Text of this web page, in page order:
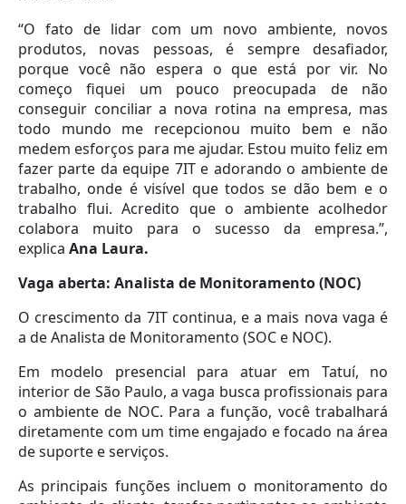
“O fato de lidar com um novo ambiente, novos
produtos, novas pessoas, é sempre desafiador,
porque você não espera o que está por vir. No
começo fiquei um pouco preocupada de não
conseguir conciliar a nova rotina na empresa, mas
todo mundo me recepcionou muito bem e não
medem esforços para me ajudar. Estou muito feliz em
fazer parte da equipe 7IT e adorando o ambiente de
trabalho, onde é visível que todos se dão bem e o
trabalho flui. Acredito que o ambiente acolhedor
colabora muito para o sucesso da empresa.”,
explica Ana Laura.
Vaga aberta: Analista de Monitoramento (NOC)
O crescimento da 7IT continua, e a mais nova vaga é
a de Analista de Monitoramento (SOC e NOC).
Em modelo presencial para atuar em Tatuí, no
interior de São Paulo, a vaga busca profissionais para
o ambiente de NOC. Para a função, você trabalhará
diretamente com um time engajado e focado na área
de suporte e serviços.
As principais funções incluem o monitoramento do